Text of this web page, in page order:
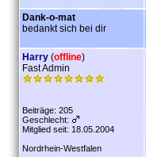
Dank-o-mat
bedankt sich bei dir
Harry (offline)
Fast Admin
Beiträge: 205
Geschlecht:
Mitglied seit: 18.05.2004
Nordrhein-Westfalen